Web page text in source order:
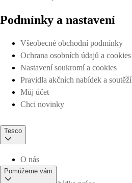
Podmínky a nastavení
Všeobecné obchodní podmínky
Ochrana osobních údajů a cookies
Nastavení soukromí a cookies
Pravidla akčních nabídek a soutěží
Můj účet
Chci novinky
Tesco
O nás
Pomůžeme vám